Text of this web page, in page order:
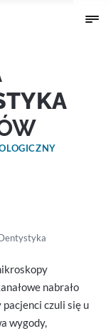
nabrało
pacjenci czuli się u
wygody,